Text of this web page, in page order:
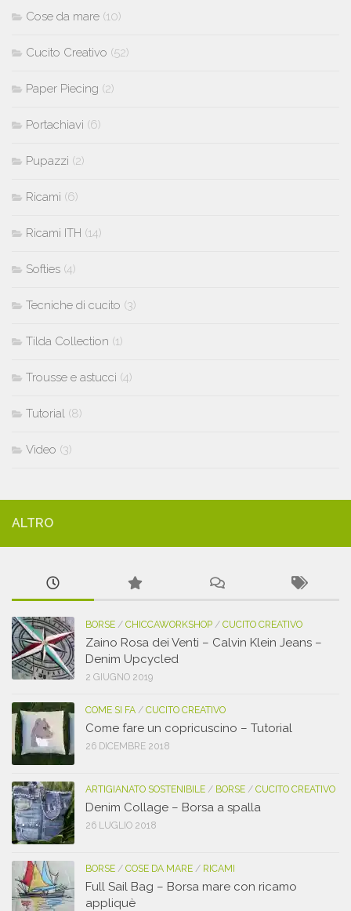
Cose da mare (10)
Cucito Creativo (52)
Paper Piecing (2)
Portachiavi (6)
Pupazzi (2)
Ricami (6)
Ricami ITH (14)
Softies (4)
Tecniche di cucito (3)
Tilda Collection (1)
Trousse e astucci (4)
Tutorial (8)
Video (3)
ALTRO
BORSE / CHICCAWORKSHOP / CUCITO CREATIVO
Zaino Rosa dei Venti – Calvin Klein Jeans –
Denim Upcycled
2 GIUGNO 2019
COME SI FA / CUCITO CREATIVO
Come fare un copricuscino – Tutorial
26 DICEMBRE 2018
ARTIGIANATO SOSTENIBILE / BORSE / CUCITO CREATIVO
Denim Collage – Borsa a spalla
26 LUGLIO 2018
BORSE / COSE DA MARE / RICAMI
Full Sail Bag – Borsa mare con ricamo
appliquè